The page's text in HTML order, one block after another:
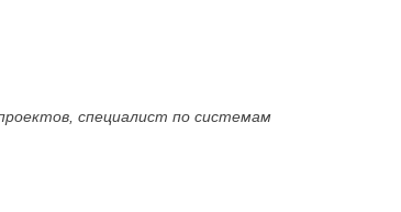
специалист по системам